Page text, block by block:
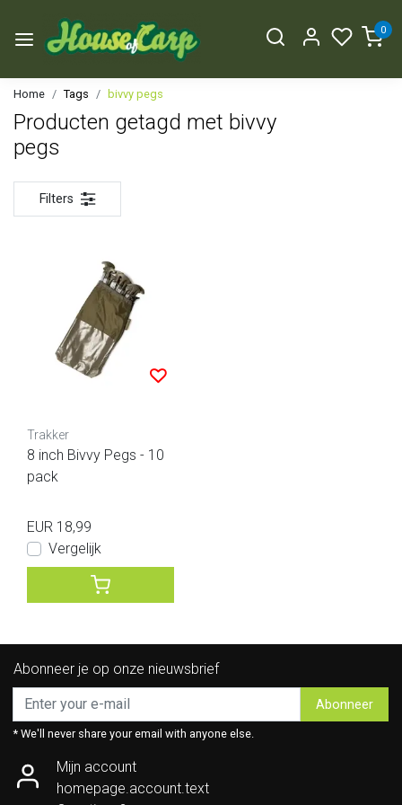
0
Home Tags bivvy pegs
Producten getagd met bivvy
pegs
Filters
Trakker
8 inch Bivvy Pegs - 10
pack
EUR 18,99
Vergelijk
Abonneer je op onze nieuwsbrief
Abonneer
* We'll never share your email with anyone else.
Mijn account
homepage.account.text